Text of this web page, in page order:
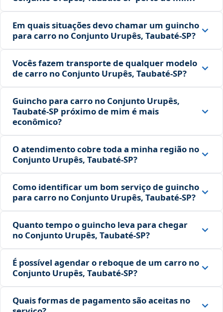
Em quais situações devo chamar um guincho
para carro no Conjunto Urupês, Taubaté‑SP?
Vocês fazem transporte de qualquer modelo
de carro no Conjunto Urupês, Taubaté‑SP?
Guincho para carro no Conjunto Urupês,
Taubaté‑SP próximo de mim é mais
econômico?
O atendimento cobre toda a minha região no
Conjunto Urupês, Taubaté‑SP?
Como identificar um bom serviço de guincho
para carro no Conjunto Urupês, Taubaté‑SP?
Quanto tempo o guincho leva para chegar
no Conjunto Urupês, Taubaté‑SP?
É possível agendar o reboque de um carro no
Conjunto Urupês, Taubaté‑SP?
Quais formas de pagamento são aceitas no